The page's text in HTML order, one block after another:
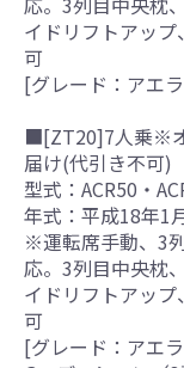
イドリフトアッ
可
[グレード：アエ
■[ZT20]7人乗※
届け(代引き不可)
型式：ACR50・
年式：平成18年1
※運転席手動、3
応。3列目中央枕
イドリフトアッ
可
[グレード：アエ